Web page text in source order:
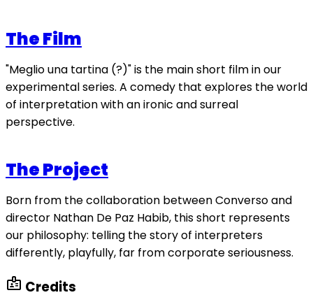
The Film
"Meglio una tartina (?)" is the main short film in our
experimental series. A comedy that explores the world
of interpretation with an ironic and surreal
perspective.
The Project
Born from the collaboration between Converso and
director Nathan De Paz Habib, this short represents
our philosophy: telling the story of interpreters
differently, playfully, far from corporate seriousness.
badge Credits